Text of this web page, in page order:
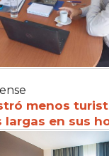
menos
largas en sus